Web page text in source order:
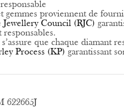
gemmes proviennent de
Jewellery Council (RJC)
que chaque diamant
Process (KP) garantissant
622665J